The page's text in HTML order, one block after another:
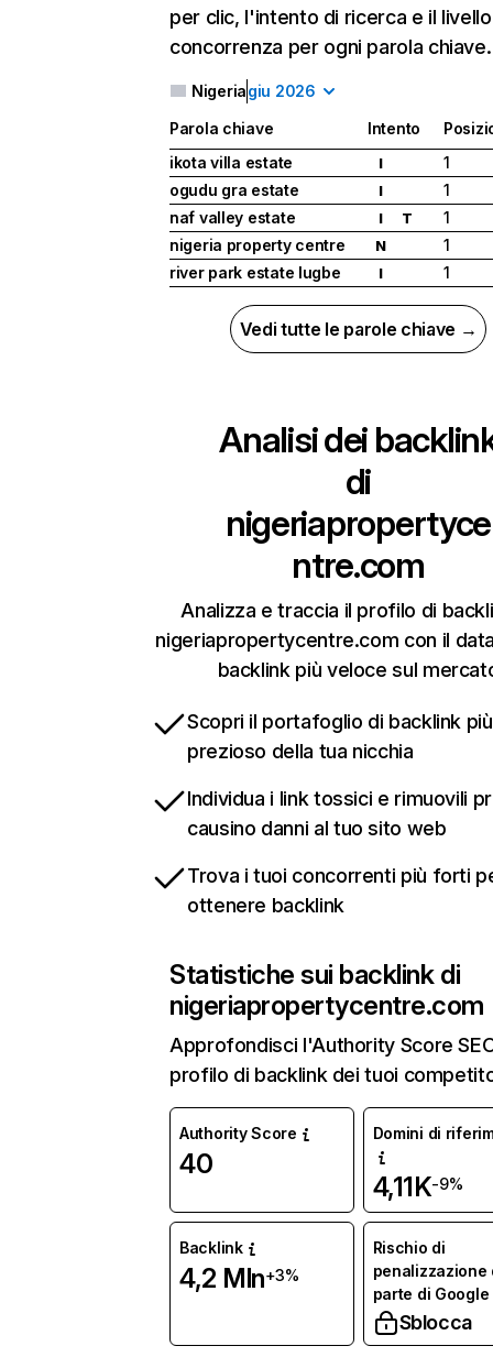
per clic, l'intento di ricerca e il
concorrenza per ogni parola chiave.
Nigeriagiu 2026
Parola chiave Intento
ikota villa estate
I
1
ogudu gra estate
I
1
naf valley estate
I T
1
nigeria property centre
N
1
river park estate lugbe
I 1
Vedi tutte le parole chiave →
Analisi dei
di
nigeriapropertyce
ntre.com
Analizza e traccia il profilo di
nigeriapropertycentre.com con il
backlink più veloce sul
Scopri il portafoglio di backlink più
prezioso della tua nicchia
Individua i link tossici e rimuovili
causino danni al tuo sito web
Trova i tuoi concorrenti più forti
ottenere backlink
Statistiche sui backlink di
nigeriapropertycentre.com
Approfondisci l'Authority Score
profilo di backlink dei tuoi
Authority Score
40
Domini di
4,11K-9%
Backlink
4,2 Mln+3%
Rischio di
penalizzazione
parte di Google
Sblocca